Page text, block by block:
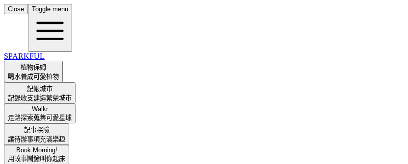
Close Toggle menu
SPARKFUL
植物保姆
喝水養成可愛植物
記帳城市
記錄收支建造繁榮城市
Walkr
走路探索蒐集可愛星球
記事探險
讓待辦事項充滿樂趣
Book Morning!
用故事鬧鐘叫你起床